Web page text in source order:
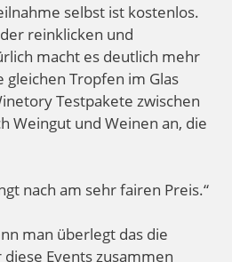
selbst ist kostenlos.
reinklicken und
macht es deutlich mehr
gleichen Tropfen im Glas
Testpakete zwischen
Weingut und Weinen an, die
nach am sehr fairen Preis.“
man überlegt das die
Events zusammen